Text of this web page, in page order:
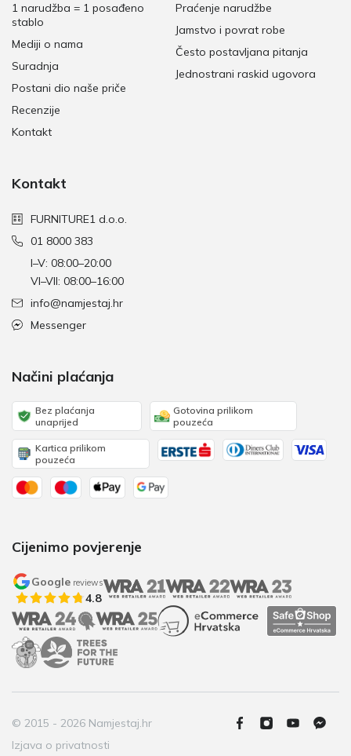
1 narudžba = 1 posađeno
stablo
Mediji o nama
Suradnja
Postani dio naše priče
Recenzije
Kontakt
Praćenje narudžbe
Jamstvo i povrat robe
Često postavljana pitanja
Jednostrani raskid ugovora
Kontakt
FURNITURE1 d.o.o.
01 8000 383
I–V: 08:00–20:00
VI–VII: 08:00–16:00
info@namjestaj.hr
Messenger
Načini plaćanja
Bez plaćanja
unaprijed
Gotovina prilikom
pouzeća
Kartica prilikom
pouzeća
Cijenimo povjerenje
Google reviews
4.8
© 2015 - 2026 Namjestaj.hr
Izjava o privatnosti